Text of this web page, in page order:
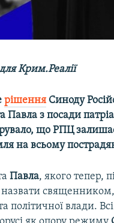
Крим.Реалії
рішення Синоду
з посади
що РПЦ
на всьому
Павла, якого тепер,
назвати
політичної влади.